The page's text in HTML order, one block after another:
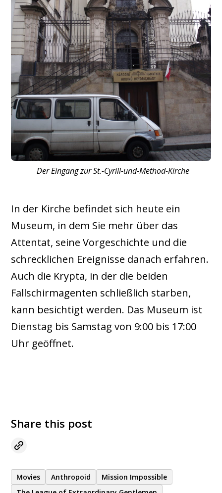
Der Eingang zur St.-Cyrill-und-Method-Kirche
In der Kirche befindet sich heute ein
Museum, in dem Sie mehr über das
Attentat, seine Vorgeschichte und die
schrecklichen Ereignisse danach erfahren.
Auch die Krypta, in der die beiden
Fallschirmagenten schließlich starben,
kann besichtigt werden. Das Museum ist
Dienstag bis Samstag von 9:00 bis 17:00
Uhr geöffnet.
Share this post
Movies Anthropoid
Mission Impossible